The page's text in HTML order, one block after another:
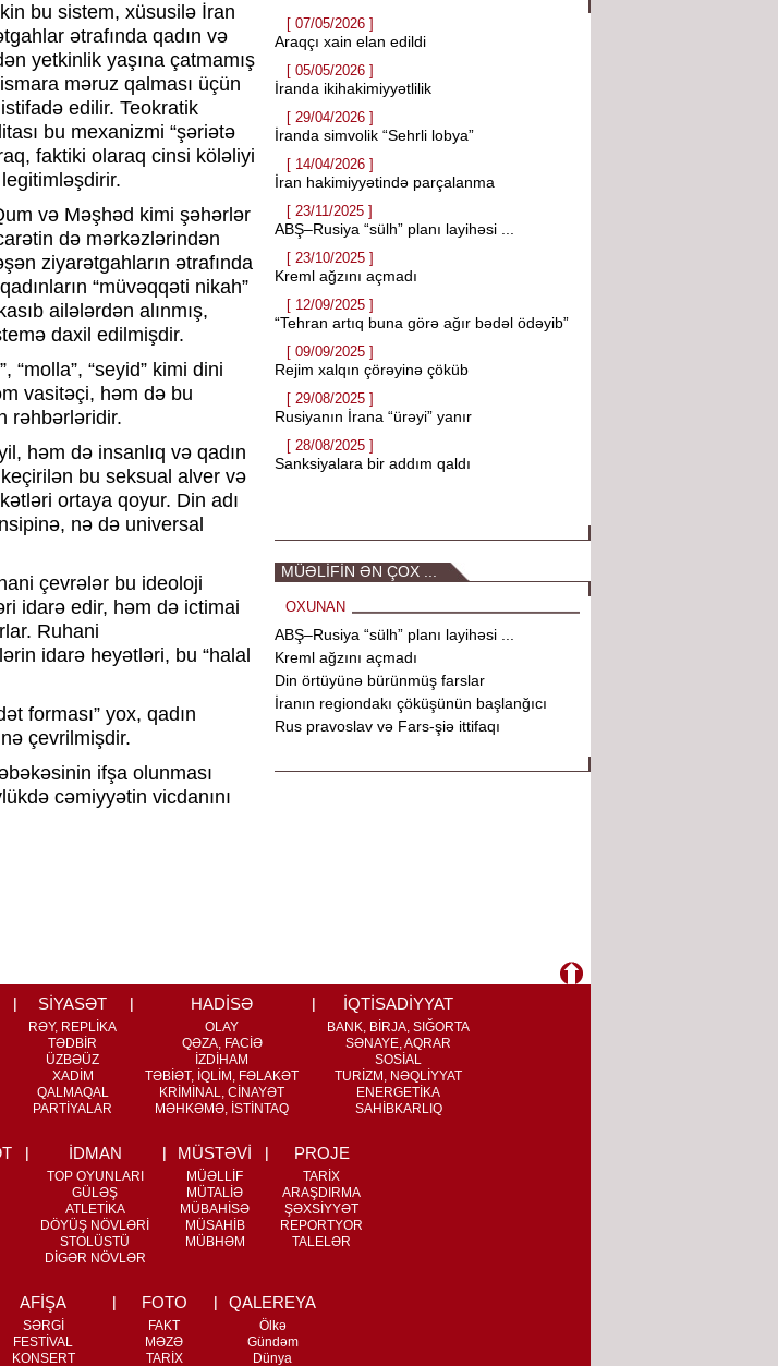
bu sistem, xüsusilə İran
ətrafında qadın və
yetkinlik yaşına çatmamış
məruz qalması üçün
edilir. Teokratik
bu mexanizmi “şəriətə
faktiki olaraq cinsi köləliyi
və Məşhəd kimi şəhərlər
də mərkəzlərindən
ziyarətgahların ətrafında
“müvəqqəti nikah”
ailələrdən alınmış,
daxil edilmişdir.
“seyid” kimi dini
vasitəçi, həm də bu
rəhbərləridir.
həm də insanlıq və qadın
keçirilən bu seksual alver və
ortaya qoyur. Din adı
nə də universal
çevrələr bu ideoloji
idarə edir, həm də ictimai
Ruhani
idarə heyətləri, bu “halal
forması” yox, qadın
çevrilmişdir.
ifşa olunması
cəmiyyətin vicdanını
[ 07/05/2026 ]
Araqçı xain elan edildi
[ 05/05/2026 ]
İranda ikihakimiyyətlilik
[ 29/04/2026 ]
İranda simvolik “Sehrli lobya”
[ 14/04/2026 ]
İran hakimiyyətində parçalanma
[ 23/11/2025 ]
ABŞ–Rusiya “sülh” planı layihəsi ...
[ 23/10/2025 ]
Kreml ağzını açmadı
[ 12/09/2025 ]
“Tehran artıq buna görə ağır bədəl ödəyib”
[ 09/09/2025 ]
Rejim xalqın çörəyinə çöküb
[ 29/08/2025 ]
Rusiyanın İrana “ürəyi” yanır
[ 28/08/2025 ]
Sanksiyalara bir addım qaldı
MÜƏLİFİN ƏN ÇOX ...
OXUNAN
ABŞ–Rusiya “sülh” planı layihəsi ...
Kreml ağzını açmadı
Din örtüyünə bürünmüş farslar
İranın regiondakı çöküşünün başlanğıcı
Rus pravoslav və Fars-şiə ittifaqı
SİYASƏT
RƏY, REPLİKA
TƏDBİR
ÜZBƏÜZ
XADİM
QALMAQAL
PARTİYALAR
HADİSƏ
OLAY
QƏZA, FACİƏ
İZDİHAM
TƏBİƏT, İQLİM, FƏLAKƏT
KRİMİNAL, CİNAYƏT
MƏHKƏMƏ, İSTİNTAQ
İQTİSADİYYAT
BANK, BİRJA, SIĞORTA
SƏNAYE, AQRAR
SOSİAL
TURİZM, NƏQLİYYAT
ENERGETİKA
SAHİBKARLIQ
İDMAN
TOP OYUNLARI
GÜLƏŞ
ATLETİKA
DÖYÜŞ NÖVLƏRİ
STOLÜSTÜ
DİGƏR NÖVLƏR
MÜSTƏVİ
MÜƏLLİF
MÜTALİƏ
MÜBAHİSƏ
MÜSAHİB
MÜBHƏM
PROJE
TARİX
ARAŞDIRMA
ŞƏXSİYYƏT
REPORTYOR
TALELƏR
AFİŞA
SƏRGİ
FESTİVAL
KONSERT
FOTO
FAKT
MƏZƏ
TARİX
QALEREYA
Ölkə
Gündəm
Dünya